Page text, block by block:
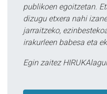
publikoen egoitzetan.
dizugu etxera nahi
jarraitzeko,
irakurleen babesa eta
Egin zaitez